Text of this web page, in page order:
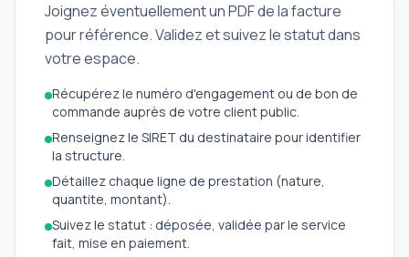
Joignez éventuellement un PDF de la facture
pour référence. Validez et suivez le statut dans
votre espace.
Récupérez le numéro d'engagement ou de bon de
commande auprès de votre client public.
Renseignez le SIRET du destinataire pour identifier
la structure.
Détaillez chaque ligne de prestation (nature,
quantite, montant).
Suivez le statut : déposée, validée par le service
fait, mise en paiement.